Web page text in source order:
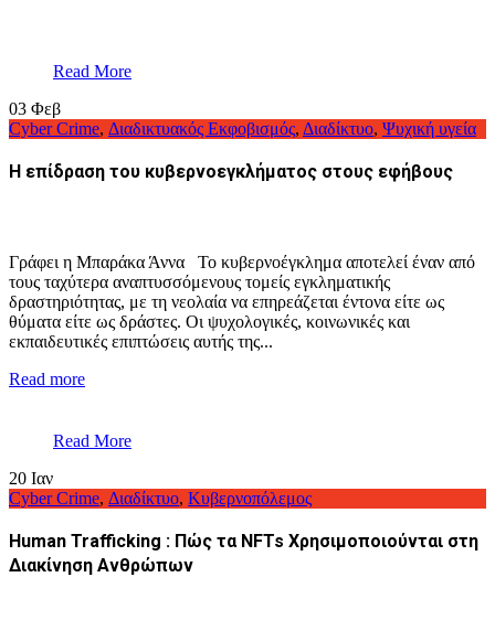
Read More
03 Φεβ
Cyber Crime, Διαδικτυακός Εκφοβισμός, Διαδίκτυο, Ψυχική υγεία
Η επίδραση του κυβερνοεγκλήματος στους εφήβους
Γράφει η Μπαράκα Άννα Το κυβερνοέγκλημα αποτελεί έναν από
τους ταχύτερα αναπτυσσόμενους τομείς εγκληματικής
δραστηριότητας, με τη νεολαία να επηρεάζεται έντονα είτε ως
θύματα είτε ως δράστες. Οι ψυχολογικές, κοινωνικές και
εκπαιδευτικές επιπτώσεις αυτής της...
Read more
Read More
20 Ιαν
Cyber Crime, Διαδίκτυο, Κυβερνοπόλεμος
Human Trafficking : Πώς τα NFTs Χρησιμοποιούνται στη
Διακίνηση Ανθρώπων